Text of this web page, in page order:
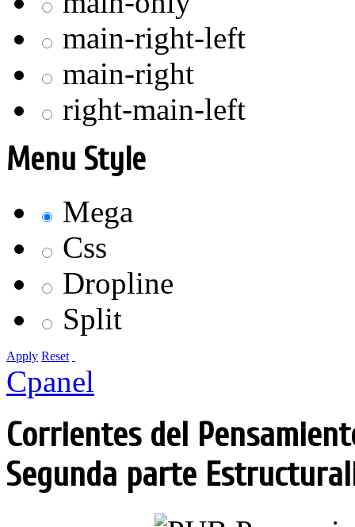
main-right-left
main-right
right-main-left
Menu Style
Mega
Css
Dropline
Split
Apply Reset
Cpanel
Corrientes del
Segunda parte